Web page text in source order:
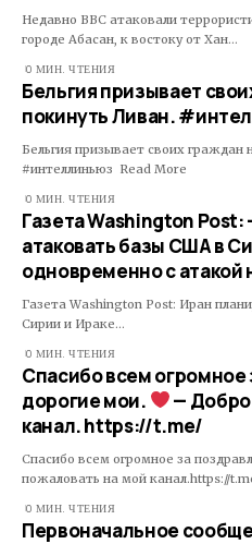
Недавно ВВС атаковали
городе Абасан, к востоку от Хан…
0 МИН. ЧТЕНИЯ
Бельгия призывает
покинуть Ливан.
Бельгия призывает своих граждан
#интеллиньюз Read More ​
0 МИН. ЧТЕНИЯ
Газета Washington
атаковать базы США в
одновременно с атакой
Газета Washington Post: Иран
Сирии и Ираке…
0 МИН. ЧТЕНИЯ
Спасибо всем огромное
дорогие мои.
—
канал. https://t.me/
Спасибо всем огромное за
пожаловать на мой канал.https://
0 МИН. ЧТЕНИЯ
Первоначальное